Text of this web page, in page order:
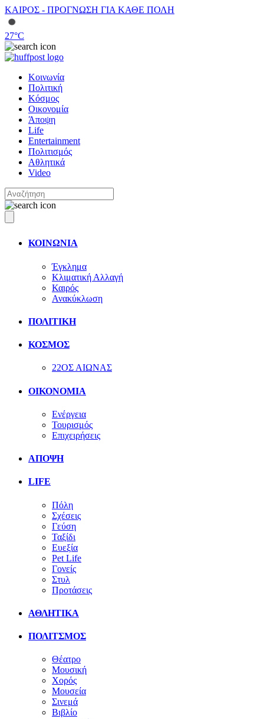
ΚΑΙΡΟΣ - ΠΡΟΓΝΩΣΗ ΓΙΑ ΚΑΘΕ ΠΟΛΗ
27°C
Κοινωνία
Πολιτική
Κόσμος
Οικονομία
Άποψη
Life
Entertainment
Πολιτισμός
Αθλητικά
Video
ΚΟΙΝΩΝΙΑ
Έγκλημα
Κλιματική Αλλαγή
Καιρός
Ανακύκλωση
ΠΟΛΙΤΙΚΗ
ΚΟΣΜΟΣ
22ΟΣ ΑΙΩΝΑΣ
ΟΙΚΟΝΟΜΙΑ
Ενέργεια
Τουρισμός
Επιχειρήσεις
ΑΠΟΨΗ
LIFE
Πόλη
Σχέσεις
Γεύση
Ταξίδι
Ευεξία
Pet Life
Γονείς
Στυλ
Προτάσεις
ΑΘΛΗΤΙΚΑ
ΠΟΛΙΤΣΜΟΣ
Θέατρο
Μουσική
Χορός
Μουσεία
Σινεμά
Βιβλίο